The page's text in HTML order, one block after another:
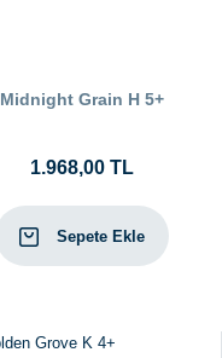
Midnight Grain H 5+
1.968,00 TL
Sepete Ekle